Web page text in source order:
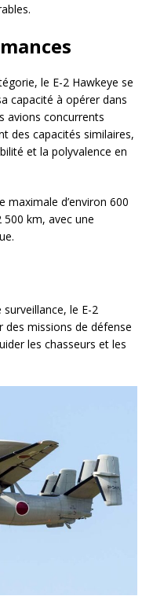
le E-2 Hawkeye se
capacité à opérer dans
avions concurrents
des capacités similaires,
et la polyvalence en
maximale d’environ 600
km, avec une
le E-2
des missions de défense
les chasseurs et les